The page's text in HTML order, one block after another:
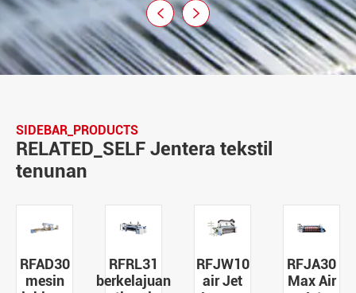
 
SIDEBAR_PRODUCTS
RELATED_SELF Jentera tekstil
tenunan
RFRL31
berkelajuan
RFJW10
air Jet
RFJA30
Max Air
RFJA30
Air Jet